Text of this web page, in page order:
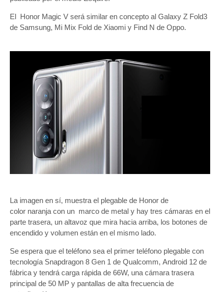
El Honor Magic V será similar en concepto al Galaxy Z Fold3
de Samsung, Mi Mix Fold de Xiaomi y Find N de Oppo.
La imagen en sí, muestra el plegable de Honor de
color naranja con un marco de metal y hay tres cámaras en el
parte trasera, un altavoz que mira hacia arriba, los botones de
encendido y volumen están en el mismo lado.
Se espera que el teléfono sea el primer teléfono plegable con
tecnología Snapdragon 8 Gen 1 de Qualcomm, Android 12 de
fábrica y tendrá carga rápida de 66W, una cámara trasera
principal de 50 MP y pantallas de alta frecuencia de